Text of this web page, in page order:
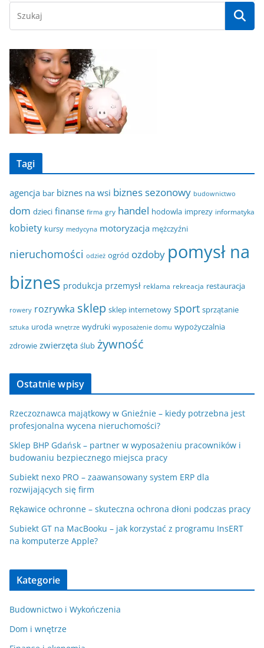
Tagi
agencja bar biznes na wsi biznes sezonowy budownictwo
dom dzieci finanse firma gry handel hodowla imprezy informatyka
kobiety kursy medycyna motoryzacja mężczyźni
nieruchomości odzież ogród ozdoby pomysł na
biznes produkcja przemysł reklama rekreacja restauracja
rowery rozrywka sklep sklep internetowy sport sprzątanie
sztuka uroda wnętrze wydruki wyposażenie domu wypożyczalnia
zdrowie zwierzęta ślub żywność
Ostatnie wpisy
Rzeczoznawca majątkowy w Gnieźnie – kiedy potrzebna jest
profesjonalna wycena nieruchomości?
Sklep BHP Gdańsk – partner w wyposażeniu pracowników i
budowaniu bezpiecznego miejsca pracy
Subiekt nexo PRO – zaawansowany system ERP dla
rozwijających się firm
Rękawice ochronne – skuteczna ochrona dłoni podczas pracy
Subiekt GT na MacBooku – jak korzystać z programu InsERT
na komputerze Apple?
Kategorie
Budownictwo i Wykończenia
Dom i wnętrze